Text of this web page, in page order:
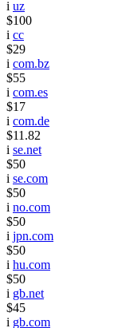
i uz
$100
i cc
$29
i com.bz
$55
i com.es
$17
i com.de
$11.82
i se.net
$50
i se.com
$50
i no.com
$50
i jpn.com
$50
i hu.com
$50
i gb.net
$45
i gb.com